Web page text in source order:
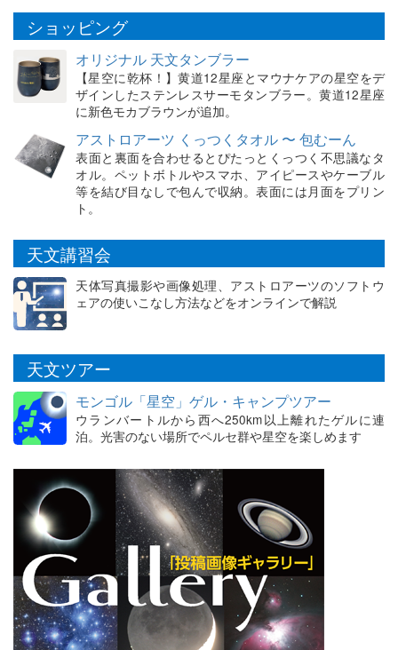
ショッピング
オリジナル 天文タンブラー
【星空に乾杯！】黄道12星座とマウナケアの星空をデ
ザインしたステンレスサーモタンブラー。黄道12星座
に新色モカブラウンが追加。
アストロアーツ くっつくタオル 〜 包むーん
表面と裏面を合わせるとぴたっとくっつく不思議なタ
オル。ペットボトルやスマホ、アイピースやケーブル
等を結び目なしで包んで収納。表面には月面をプリン
ト。
天文講習会
天体写真撮影や画像処理、アストロアーツのソフトウ
ェアの使いこなし方法などをオンラインで解説
天文ツアー
モンゴル「星空」ゲル・キャンプツアー
ウランバートルから西へ250km以上離れたゲルに連
泊。光害のない場所でペルセ群や星空を楽しめます